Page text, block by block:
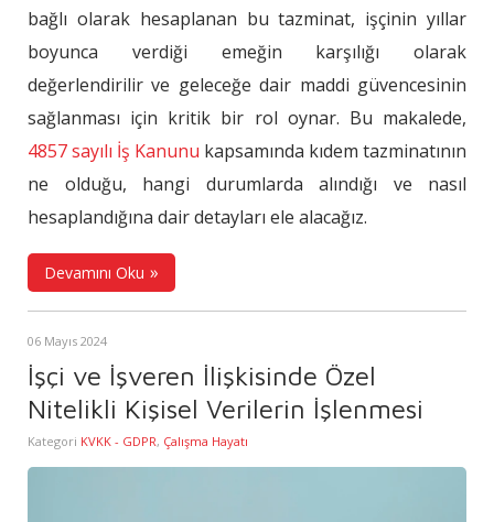
bağlı olarak hesaplanan bu tazminat, işçinin yıllar
boyunca verdiği emeğin karşılığı olarak
değerlendirilir ve geleceğe dair maddi güvencesinin
sağlanması için kritik bir rol oynar. Bu makalede,
4857 sayılı İş Kanunu kapsamında kıdem tazminatının
ne olduğu, hangi durumlarda alındığı ve nasıl
hesaplandığına dair detayları ele alacağız.
Devamını Oku
06 Mayıs 2024
İşçi ve İşveren İlişkisinde Özel
Nitelikli Kişisel Verilerin İşlenmesi
Kategori KVKK - GDPR, Çalışma Hayatı